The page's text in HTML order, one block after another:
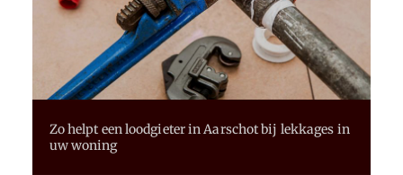
Zo helpt een loodgieter in Aarschot bij lekkages in
uw woning